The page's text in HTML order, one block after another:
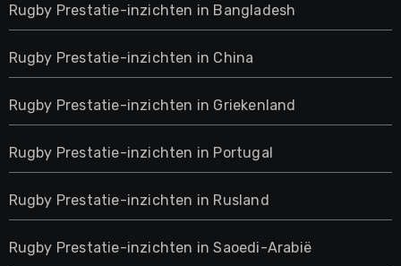
Rugby Prestatie-inzichten in Bangladesh
Rugby Prestatie-inzichten in China
Rugby Prestatie-inzichten in Griekenland
Rugby Prestatie-inzichten in Portugal
Rugby Prestatie-inzichten in Rusland
Rugby Prestatie-inzichten in Saoedi-Arabië